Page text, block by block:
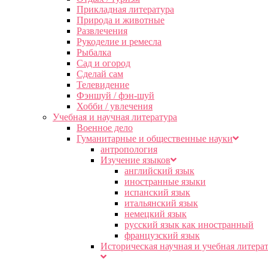
Прикладная литература
Природа и животные
Развлечения
Рукоделие и ремесла
Рыбалка
Сад и огород
Сделай сам
Телевидение
Фэншуй / фэн-шуй
Хобби / увлечения
Учебная и научная литература
Военное дело
Гуманитарные и общественные науки
антропология
Изучение языков
английский язык
иностранные языки
испанский язык
итальянский язык
немецкий язык
русский язык как иностранный
французский язык
Историческая научная и учебная